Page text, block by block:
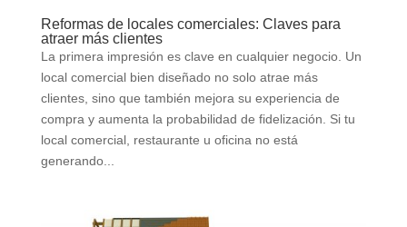
Reformas de locales comerciales: Claves para
atraer más clientes
La primera impresión es clave en cualquier negocio. Un
local comercial bien diseñado no solo atrae más
clientes, sino que también mejora su experiencia de
compra y aumenta la probabilidad de fidelización. Si tu
local comercial, restaurante u oficina no está
generando...